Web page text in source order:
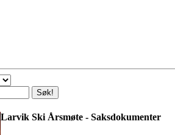
Søk!
Larvik Ski Årsmøte - Saksdokumenter